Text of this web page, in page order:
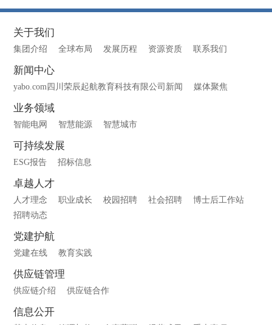
关于我们
集团介绍 全球布局 发展历程 资源资质 联系我们
新闻中心
yabo.com四川荣辰起航教育科技有限公司新闻 媒体聚焦
业务领域
智能电网 智慧能源 智慧城市
可持续发展
ESG报告 招标信息
卓越人才
人才理念 职业成长 校园招聘 社会招聘
博士后工作站
招聘动态
党建护航
党建在线 教育实践
供应链管理
供应链介绍 供应链合作
信息公开